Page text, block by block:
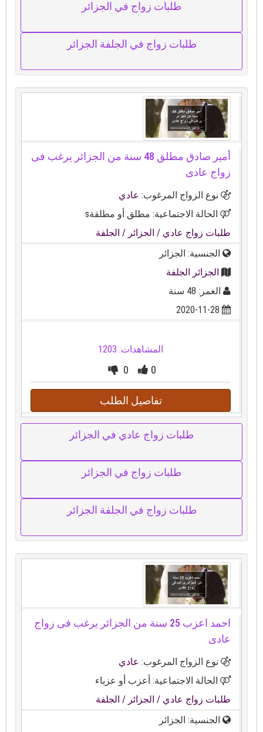
طلبات زواج في الجزائر
طلبات زواج في الجلفة الجزائر
أمير صادق مطلق 48 سنة من الجزائر يرغب فى
زواج عادى
نوع الزواج المرغوب:عادي
الحالة الاجتماعية: مطلق أو مطلقةs
طلبات زواج عادي/ الجزائر / الجلفة
الجنسية: الجزائر
الجزائر الجلفة
العمر: 48 سنة
2020-11-28
المشاهدات: 1203
0
0
تفاصيل الطلب
طلبات زواج عادي في الجزائر
طلبات زواج في الجزائر
طلبات زواج في الجلفة الجزائر
احمد اعزب 25 سنة من الجزائر يرغب فى زواج
عادى
نوع الزواج المرغوب:عادي
الحالة الاجتماعية: أعزب أو عزباء
طلبات زواج عادي/ الجزائر / الجلفة
الجنسية: الجزائر